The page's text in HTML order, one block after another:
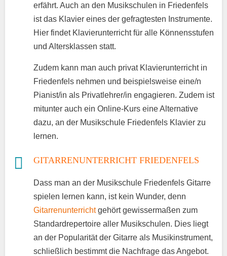
erfährt. Auch an den Musikschulen in Friedenfels
ist das Klavier eines der gefragtesten Instrumente.
Hier findet Klavierunterricht für alle Könnensstufen
und Altersklassen statt.
Zudem kann man auch privat Klavierunterricht in
Friedenfels nehmen und beispielsweise eine/n
Pianist/in als Privatlehrer/in engagieren. Zudem ist
mitunter auch ein Online-Kurs eine Alternative
dazu, an der Musikschule Friedenfels Klavier zu
lernen.
GITARRENUNTERRICHT FRIEDENFELS
Dass man an der Musikschule Friedenfels Gitarre
spielen lernen kann, ist kein Wunder, denn
Gitarrenunterrichtgehört gewissermaßen zum
Standardrepertoire aller Musikschulen. Dies liegt
an der Popularität der Gitarre als Musikinstrument,
schließlich bestimmt die Nachfrage das Angebot.